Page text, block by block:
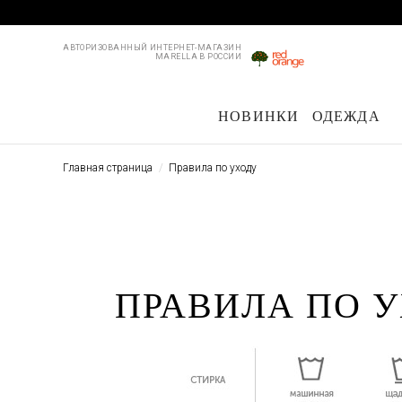
АВТОРИЗОВАННЫЙ ИНТЕРНЕТ-МАГАЗИН
MARELLA В РОССИИ
НОВИНКИ ОДЕЖДА
Пальто и плащиКуртки и пуховикиКостюмыЖакеты
Куртки и пуховикиЖакеты
Главная страница Правила по уходу
ПРАВИЛА ПО